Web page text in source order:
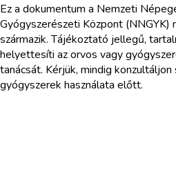
Ez a dokumentum a Nemzeti
Gyógyszerészeti Központ (NNGYK)
származik. Tájékoztató jellegű,
helyettesíti az orvos vagy
tanácsát. Kérjük, mindig
gyógyszerek használata előtt.